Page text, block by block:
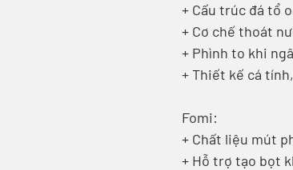
+ Cấu trúc đá tổ
+ Cơ chế thoát
+ Phình to khi
+ Thiết kế cá
Fomi:
+ Chất liệu mút
+ Hỗ trợ tạo bọt